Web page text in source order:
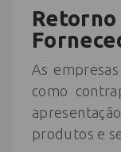
As
como
produtos e